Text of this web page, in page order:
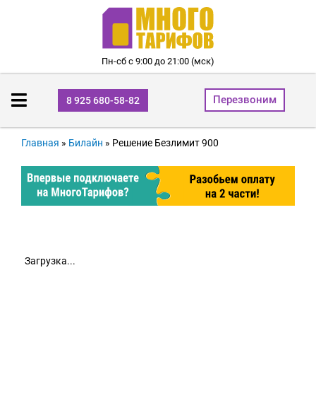
Пн-сб с 9:00 до 21:00 (мск)
8 925 680-58-82 Перезвоним
Главная » Билайн » Решение Безлимит 900
Загрузка...